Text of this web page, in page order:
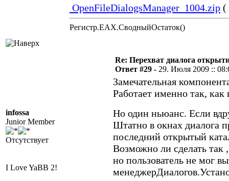
OpenFileDialogsManager_1004.zip (
Регистр.EAX.СводныйОстаток()
infossa
Junior Member
Отсутствует
I Love YaBB 2!
Re: Перехват диалога
Ответ #29 - 29. Июля 2009 ::
Замечательная
Работает именно так,
Но один ньюанс. Если
Штатно в окнах диалога
последний открытый
Возможно ли сделать так
но пользователь не мог